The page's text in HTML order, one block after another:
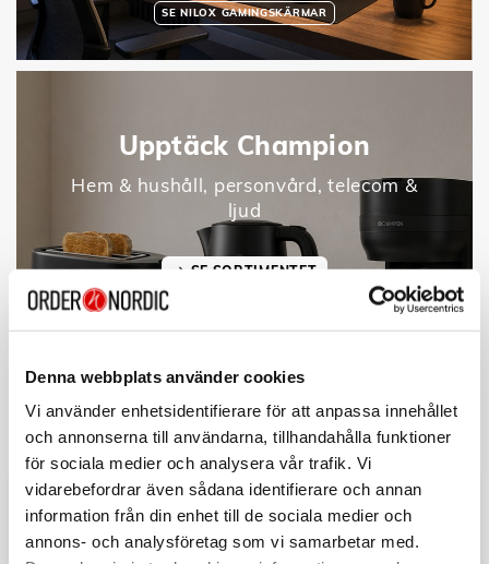
Denna webbplats använder cookies
Vi använder enhetsidentifierare för att anpassa innehållet
och annonserna till användarna, tillhandahålla funktioner
för sociala medier och analysera vår trafik. Vi
vidarebefordrar även sådana identifierare och annan
information från din enhet till de sociala medier och
annons- och analysföretag som vi samarbetar med.
SE NILOX GAMINGSKÄRMAR
Upptäck Champion
Hem & hushåll, personvård, telecom &
ljud
SE SORTIMENTET